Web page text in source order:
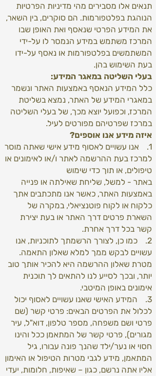
תנאים אלו מסבירים מהי מדיניות הפרטיות
הנוהגת בפלטפורמות. הם סוקרים, בין השאר,
את המידע הפרטי שנאסף ואת האופן שבו
המרכז משתמש במידע הנמסר לו על-ידי
המשתמשים בפלטפורמות או נאסף על-ידו
בעת השימוש בהן.
בעלי השליטה במאגר המידע:
כלל המידע הנאסף באמצעות האתר ונשמר
במאגרי המידע של האתר, נמצא בשליטת
המרכז, וכפועל יוצא מכך, של בעלי השליטה
במרכז שפרטיהם מפורטים לעיל.
איזה מידע אנו אוספים?
1. אנו עשויים לאסוף מידע אישי שאתה מוסר
למרכז בעת ההרשמה לאתר ו/או לאימונים או
טיפולים, או תוך כדי שימוש
באתר - למשל, שליחת שאילתה או פנייה
באמצעות האתר, כאשר אנו מתכתבים אתך
כלקוח או לקוח פוטנציאלי, במקרה של
השארת פרטים דרך האתר או בעת יצירת
קשר בכל דרך אחרת.
2. כמו כן, לצורך הרשמתך לתוכניות, אנו
עשויים לבקש ממך למלא שאלון התאמה.
מטרת שאלון ההרשמה היא להכיר אותך טוב
יותר, ובכך לסייע לנו להתאים לך תוכנית
אימונים באופן המיטבי.
3. המידע האישי שאנו עשויים לאסוף יכול
לכלול את הפרטים הבאים: פרטי קשר (שם
פרטי ושם משפחה, מספר טלפון, דוא"ל, עיר
מגורים), פרטי קשר של המתאמן ככל והינו
חסוי או נער/ילד שהנך פונה עבורו, גיל
המתאמן, מידע לגבי מטרות הטיפול או האימון
אליו אתה נרשם, כגון – שאיפות, חלומות, יעדי